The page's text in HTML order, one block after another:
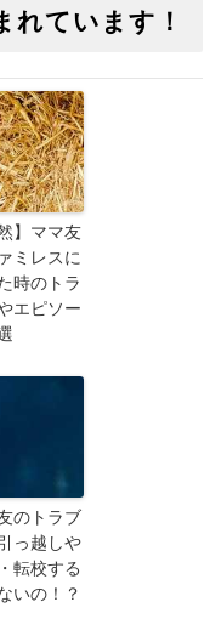
れています！
】ママ友
ミレスに
時のトラ
エピソー
のトラブ
っ越しや
転校する
いの！？